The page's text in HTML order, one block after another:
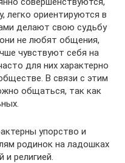
ориентируются в
делают свою судьбу
не любят общения,
чувствуют себя на
для них характерно
В связи с этим
общаться, так как
упорство и
родинок на ладошках
и религией.